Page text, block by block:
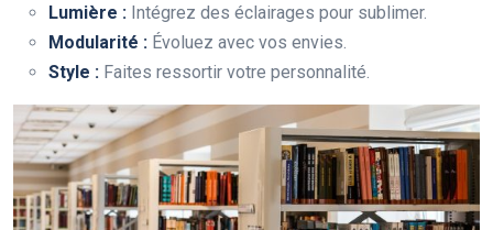
Lumière : Intégrez des éclairages pour sublimer.
Modularité : Évoluez avec vos envies.
Style : Faites ressortir votre personnalité.